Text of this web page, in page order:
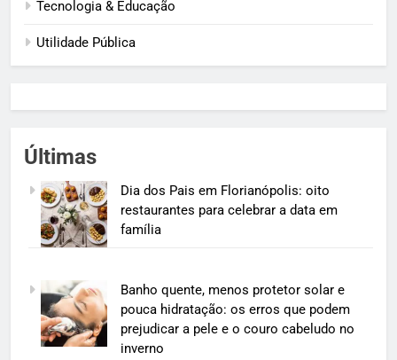
Tecnologia & Educação
Utilidade Pública
Últimas
Dia dos Pais em Florianópolis: oito
restaurantes para celebrar a data em
família
Banho quente, menos protetor solar e
pouca hidratação: os erros que podem
prejudicar a pele e o couro cabeludo no
inverno